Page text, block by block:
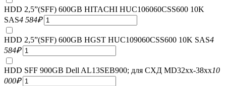
HDD 2,5”(SFF) 600GB HITACHI HUC106060CSS600 10K
SAS4 584₽
HDD 2,5”(SFF) 600GB HGST HUC109060CSS600 10K SAS4
584₽
HDD SFF 900GB Dell AL13SEB900; для СХД MD32xx-38xx10
000₽